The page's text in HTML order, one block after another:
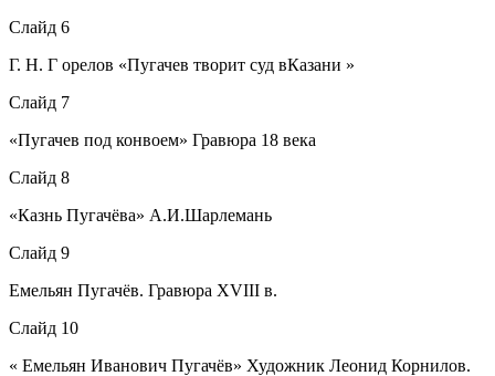
Слайд 6
Г. Н. Г орелов «Пугачев творит суд вКазани »
Слайд 7
«Пугачев под конвоем» Гравюра 18 века
Слайд 8
«Казнь Пугачёва» А.И.Шарлемань
Слайд 9
Емельян Пугачёв. Гравюра XVIII в.
Слайд 10
« Емельян Иванович Пугачёв» Художник Леонид Корнилов.